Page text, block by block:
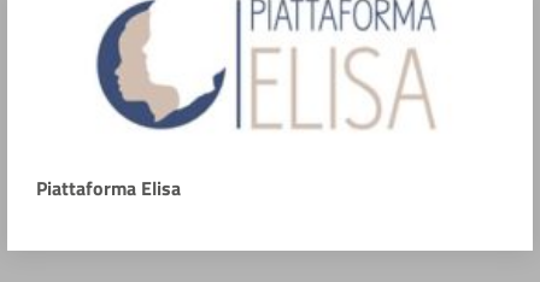
Piattaforma Elisa